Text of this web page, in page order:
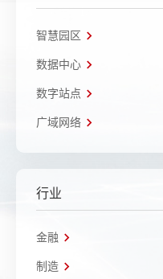
智慧园区
数据中心
数字站点
广域网络
行业
金融
制造